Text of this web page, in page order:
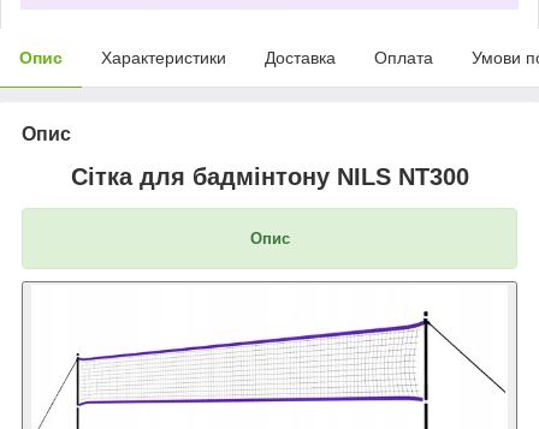
Опис Характеристики Доставка Оплата Умови
Опис
Сітка для бадмінтону NILS NT300
Опис